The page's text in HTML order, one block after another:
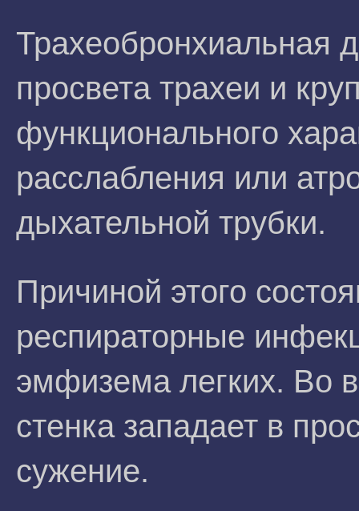
Трахеобронхиальная
просвета трахеи и
функционального
расслабления или
дыхательной трубки.
Причиной этого
респираторные
эмфизема легких. Во
стенка западает в
сужение.